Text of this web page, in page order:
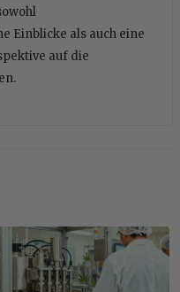
Einblicke als auch eine
auf die